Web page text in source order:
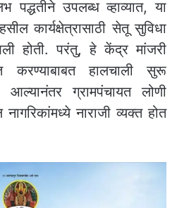
उपलब्ध व्हाव्यात, या
कार्यक्षेत्रासाठी सेतू सुविधा
होती. परंतु, हे केंद्र मांजरी
हालचाली सुरू
आल्यानंतर ग्रामपंचायत लोणी
नाराजी व्यक्त होत